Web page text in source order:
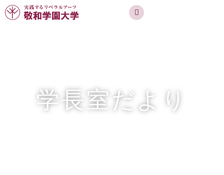
実践するリベラルアーツ 敬和学園大学
学長室だより